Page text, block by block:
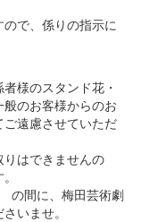
で、係りの指示に
様のスタンド花・
のお客様からのお
遠慮させていただ
はできませんの
間に、梅田芸術劇
いませ。